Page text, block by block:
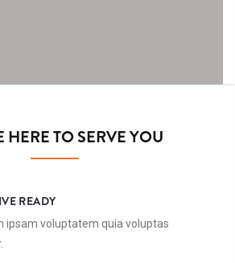
HERE TO SERVE YOU
READY
ipsam voluptatem quia voluptas